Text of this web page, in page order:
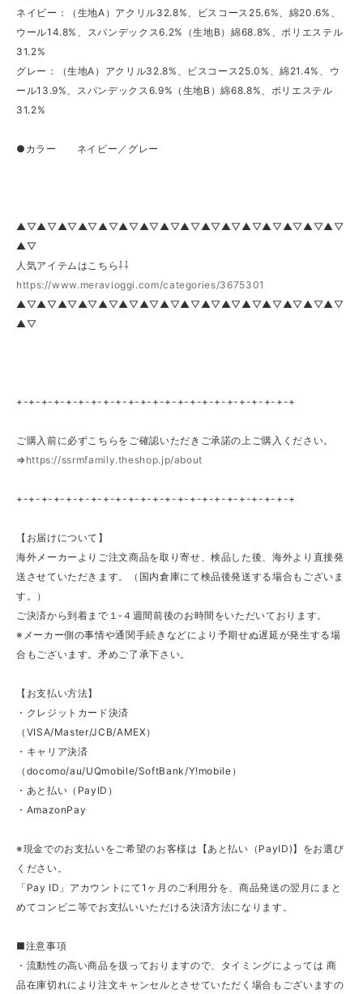
ネイビー：（生地A）アクリル32.8%、ビスコース25.6%、綿20.6%、
ウール14.8%、スパンデックス6.2%（生地B）綿68.8%、ポリエステル
31.2%
グレー：（生地A）アクリル32.8%、ビスコース25.0%、綿21.4%、ウ
ール13.9%、スパンデックス6.9%（生地B）綿68.8%、ポリエステル
31.2%
●カラー ネイビー／グレー
▲▽▲▽▲▽▲▽▲▽▲▽▲▽▲▽▲▽▲▽▲▽▲▽▲▽▲▽▲▽▲▽
▲▽
人気アイテムはこちら⇩⇩
https://www.meravioggi.com/categories/3675301
▲▽▲▽▲▽▲▽▲▽▲▽▲▽▲▽▲▽▲▽▲▽▲▽▲▽▲▽▲▽▲▽
▲▽
+-+-+-+-+-+-+-+-+-+-+-+-+-+-+-+-+-+-+-+-+-+-+
ご購入前に必ずこちらをご確認いただきご承諾の上ご購入ください。
⇒ https://ssrmfamily.theshop.jp/about
+-+-+-+-+-+-+-+-+-+-+-+-+-+-+-+-+-+-+-+-+-+-+
【お届けについて】
海外メーカーよりご注文商品を取り寄せ、検品した後、海外より直接発
送させていただきます。（国内倉庫にて検品後発送する場合もございま
す。）
ご決済から到着まで１‐４週間前後のお時間をいただいております。
※メーカー側の事情や通関手続きなどにより予期せぬ遅延が発生する場
合もございます。矛めご了承下さい。
【お支払い方法】
・クレジットカード決済
（VISA/Master/JCB/AMEX）
・キャリア決済
（docomo/au/UQmobile/SoftBank/Y!mobile）
・あと払い（PayID）
・AmazonPay
※現金でのお支払いをご希望のお客様は【あと払い（PayID)】をお選び
ください。
「Pay ID」アカウントにて1ヶ月のご利用分を、商品発送の翌月にまと
めてコンビニ等でお支払いいただける決済方法になります。
■注意事項
・流動性の高い商品を扱っておりますので、タイミングによっては 商
品在庫切れにより注文キャンセルとさせていただく場合もございますの